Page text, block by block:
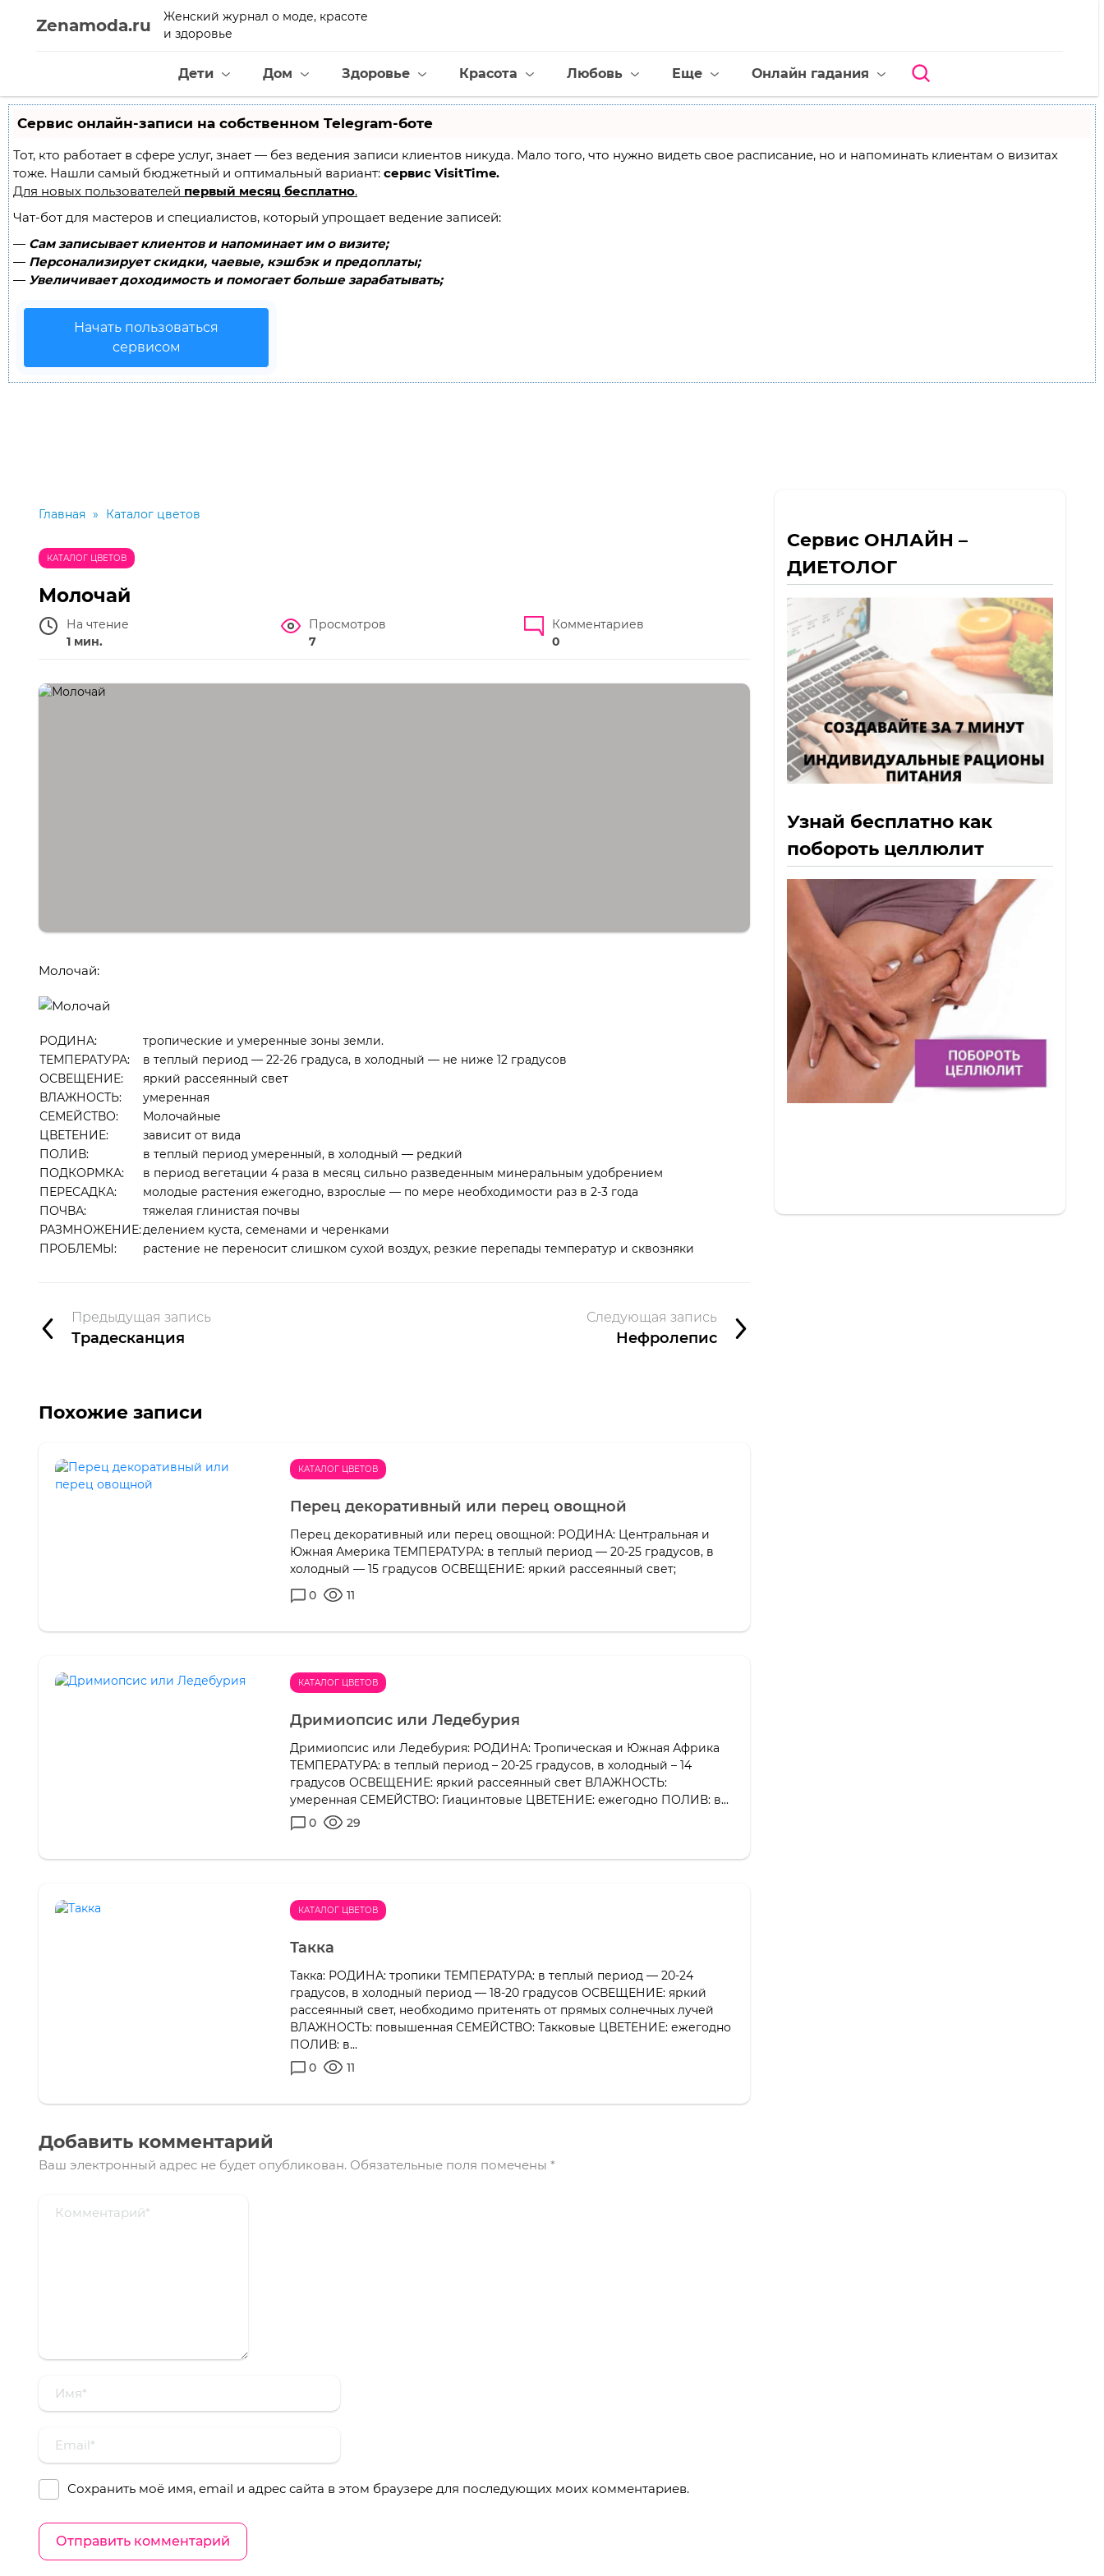
Zenamoda.ru
Женский журнал о моде, красоте
и здоровье
Дети Дом Здоровье Красота Любовь Еще Онлайн гадания
Сервис онлайн-записи на собственном Telegram-боте
Тот, кто работает в сфере услуг, знает — без ведения записи клиентов никуда. Мало того, что нужно видеть свое расписание, но и напоминать клиентам о визитах
тоже. Нашли самый бюджетный и оптимальный вариант: сервис VisitTime.
Для новых пользователей первый месяц бесплатно.
Чат-бот для мастеров и специалистов, который упрощает ведение записей:
— Сам записывает клиентов и напоминает им о визите;
— Персонализирует скидки, чаевые, кэшбэк и предоплаты;
— Увеличивает доходимость и помогает больше зарабатывать;
Начать пользоваться
сервисом
Главная » Каталог цветов
КАТАЛОГ ЦВЕТОВ
Молочай
На чтение
1 мин.
Просмотров
7
Комментариев
0
Молочай:
РОДИНА:
тропические и умеренные зоны земли.
ТЕМПЕРАТУРА:
в теплый период — 22-26 градуса, в холодный — не ниже 12 градусов
ОСВЕЩЕНИЕ:
яркий рассеянный свет
ВЛАЖНОСТЬ:
умеренная
СЕМЕЙСТВО:
Молочайные
ЦВЕТЕНИЕ:
зависит от вида
ПОЛИВ:
в теплый период умеренный, в холодный — редкий
ПОДКОРМКА:
в период вегетации 4 раза в месяц сильно разведенным минеральным удобрением
ПЕРЕСАДКА:
молодые растения ежегодно, взрослые — по мере необходимости раз в 2-3 года
ПОЧВА:
тяжелая глинистая почвы
РАЗМНОЖЕНИЕ:делением куста, семенами и черенками
ПРОБЛЕМЫ:
растение не переносит слишком сухой воздух, резкие перепады температур и сквозняки
Предыдущая запись
Традесканция
Следующая запись
Нефролепис
Похожие записи
КАТАЛОГ ЦВЕТОВ
Перец декоративный или перец овощной
Перец декоративный или перец овощной: РОДИНА: Центральная и
Южная Америка ТЕМПЕРАТУРА: в теплый период — 20-25 градусов, в
холодный — 15 градусов ОСВЕЩЕНИЕ: яркий рассеянный свет;
0
11
КАТАЛОГ ЦВЕТОВ
Дримиопсис или Ледебурия
Дримиопсис или Ледебурия: РОДИНА: Тропическая и Южная Африка
ТЕМПЕРАТУРА: в теплый период – 20-25 градусов, в холодный – 14
градусов ОСВЕЩЕНИЕ: яркий рассеянный свет ВЛАЖНОСТЬ:
умеренная СЕМЕЙСТВО: Гиацинтовые ЦВЕТЕНИЕ: ежегодно ПОЛИВ: в...
0
29
КАТАЛОГ ЦВЕТОВ
Такка
Такка: РОДИНА: тропики ТЕМПЕРАТУРА: в теплый период — 20-24
градусов, в холодный период — 18-20 градусов ОСВЕЩЕНИЕ: яркий
рассеянный свет, необходимо притенять от прямых солнечных лучей
ВЛАЖНОСТЬ: повышенная СЕМЕЙСТВО: Такковые ЦВЕТЕНИЕ: ежегодно
ПОЛИВ: в...
0
11
Добавить комментарий
Ваш электронный адрес не будет опубликован. Обязательные поля помечены *
Сохранить моё имя, email и адрес сайта в этом браузере для последующих моих комментариев.
Сервис ОНЛАЙН –
ДИЕТОЛОГ
Узнай бесплатно как
побороть целлюлит